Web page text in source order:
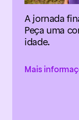
A jornada
Peça uma
idade.
Mais